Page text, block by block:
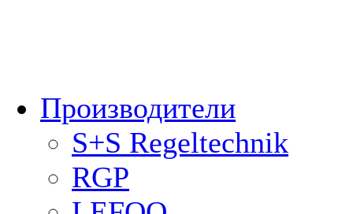
Производители
S+S Regeltechnik
RGP